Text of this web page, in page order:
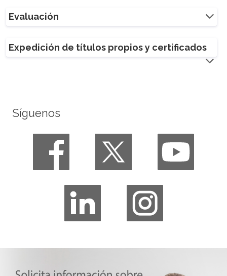
Evaluación
Expedición de títulos propios y certificados
Síguenos